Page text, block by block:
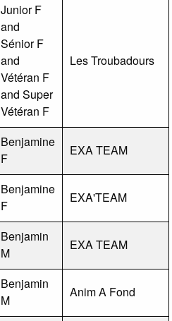
Junior F
and
Sénior F
and
Vétéran F
and Super
Vétéran F
Les Troubadours
Benjamine
F
EXA TEAM
Benjamine
F
EXA'TEAM
Benjamin
M
EXA TEAM
Benjamin
M
Anim A Fond